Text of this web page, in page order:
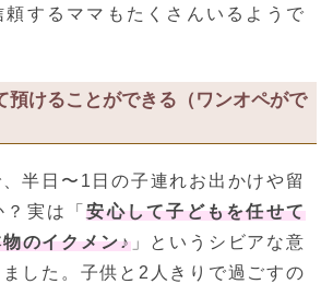
するママもたくさんいるようで
預けることができる（ワンオペがで
半日〜1日の子連れお出かけや留
？実は「安心して子どもを任せて
のイクメン♪」というシビアな意
した。子供と2人きりで過ごすの